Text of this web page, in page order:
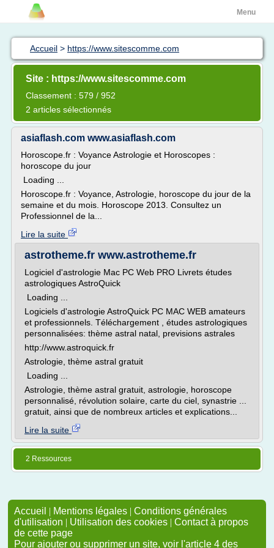
Menu
Accueil > https://www.sitescomme.com
Site : https://www.sitescomme.com
Classement : 579 / 952
2 articles sélectionnés
asiaflash.com www.asiaflash.com
Horoscope.fr : Voyance Astrologie et Horoscopes :
horoscope du jour
Loading ...
Horoscope.fr : Voyance, Astrologie, horoscope du jour de la
semaine et du mois. Horoscope 2013. Consultez un
Professionnel de la...
Lire la suite
astrotheme.fr www.astrotheme.fr
Logiciel d'astrologie Mac PC Web PRO Livrets études
astrologiques AstroQuick
Loading ...
Logiciels d'astrologie AstroQuick PC MAC WEB amateurs
et professionnels. Téléchargement , études astrologiques
personnalisées: thème astral natal, previsions astrales
http://www.astroquick.fr
Astrologie, thème astral gratuit
Loading ...
Astrologie, thème astral gratuit, astrologie, horoscope
personnalisé, révolution solaire, carte du ciel, synastrie ...
gratuit, ainsi que de nombreux articles et explications...
Lire la suite
2 Ressources
Accueil | Mentions légales | Conditions générales
d'utilisation | Utilisation des cookies | Contact à propos
de cette page
Pour ajouter ou supprimer un site, voir l'article 4 des